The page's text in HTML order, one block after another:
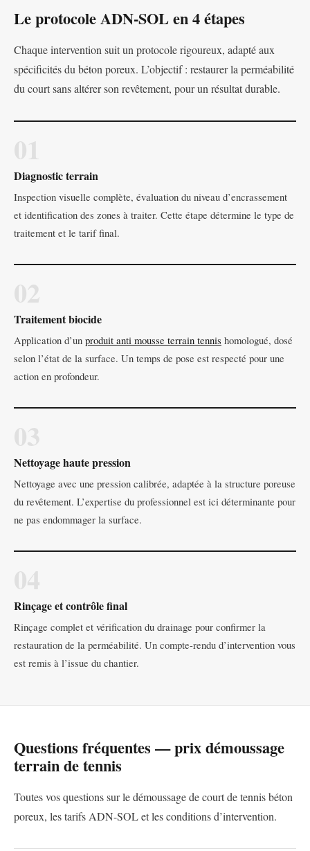
Le protocole ADN-SOL en 4 étapes
Chaque intervention suit un protocole rigoureux, adapté aux
spécificités du béton poreux. L’objectif : restaurer la perméabilité
du court sans altérer son revêtement, pour un résultat durable.
Diagnostic terrain
Inspection visuelle complète, évaluation du niveau d’encrassement
et identification des zones à traiter. Cette étape détermine le type de
traitement et le tarif final.
Traitement biocide
Application d’un produit anti mousse terrain tennis homologué, dosé
selon l’état de la surface. Un temps de pose est respecté pour une
action en profondeur.
Nettoyage haute pression
Nettoyage avec une pression calibrée, adaptée à la structure poreuse
du revêtement. L’expertise du professionnel est ici déterminante pour
ne pas endommager la surface.
Rinçage et contrôle final
Rinçage complet et vérification du drainage pour confirmer la
restauration de la perméabilité. Un compte-rendu d’intervention vous
est remis à l’issue du chantier.
Questions fréquentes — prix démoussage
terrain de tennis
Toutes vos questions sur le démoussage de court de tennis béton
poreux, les tarifs ADN-SOL et les conditions d’intervention.